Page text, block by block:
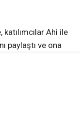
Ahi ile
paylaştı ve ona